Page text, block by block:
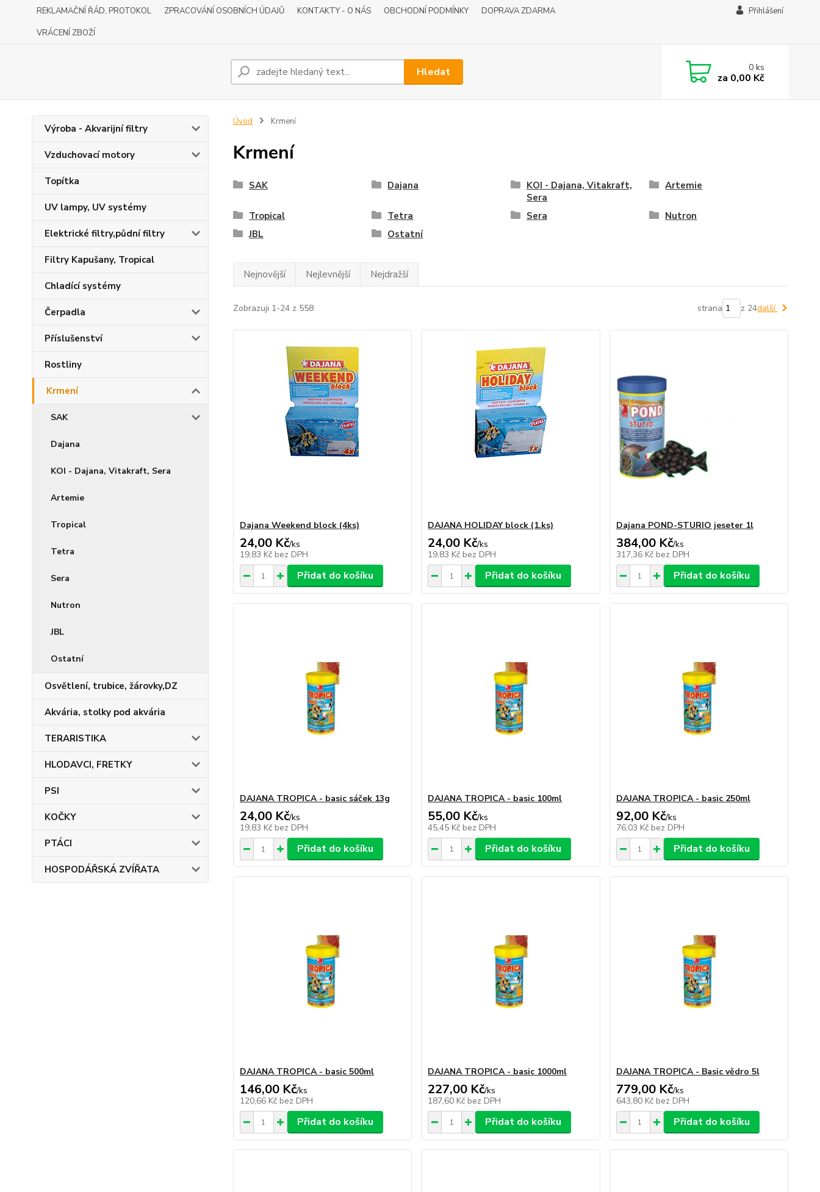
REKLAMAČNÍ ŘÁD, PROTOKOL ZPRACOVÁNÍ OSOBNÍCH ÚDAJŮ KONTAKTY - O NÁS OBCHODNÍ PODMÍNKY
DOPRAVA ZDARMA
VRÁCENÍ ZBOŽÍ
Přihlášení
Hledat 0ks
za 0,00 Kč
Výroba - Akvarijní filtry
Vzduchovací motory
Topítka
UV lampy, UV systémy
Elektrické filtry,půdní filtry
Filtry Kapušany, Tropical
Chladící systémy
Čerpadla
Příslušenství
Rostliny
Krmení
SAK
Dajana
KOI - Dajana, Vitakraft, Sera
Artemie
Tropical
Tetra
Sera
Nutron
JBL
Ostatní
Osvětlení, trubice, žárovky,DZ
Akvária, stolky pod akvária
TERARISTIKA
HLODAVCI, FRETKY
PSI
KOČKY
PTÁCI
HOSPODÁŘSKÁ ZVÍŘATA
Úvod Krmení
Krmení
SAK Dajana
KOI - Dajana, Vitakraft,
Sera
Artemie
Tropical Tetra Sera
Nutron
JBL
Ostatní
Nejnovější Nejlevnější Nejdražší
Zobrazuji 1-24 z 558 strana z 24další
Dajana Weekend block (4ks)
24,00 Kč/ks
19,83 Kč bez DPH
Přidat do košíku
DAJANA HOLIDAY block (1.ks)
24,00 Kč/ks
19,83 Kč bez DPH
Přidat do košíku
Dajana POND-STURIO jeseter 1l
384,00 Kč/ks
317,36 Kč bez DPH
Přidat do košíku
DAJANA TROPICA - basic sáček 13g
24,00 Kč/ks
19,83 Kč bez DPH
Přidat do košíku
DAJANA TROPICA - basic 100ml
55,00 Kč/ks
45,45 Kč bez DPH
Přidat do košíku
DAJANA TROPICA - basic 250ml
92,00 Kč/ks
76,03 Kč bez DPH
Přidat do košíku
DAJANA TROPICA - basic 500ml
146,00 Kč/ks
120,66 Kč bez DPH
Přidat do košíku
DAJANA TROPICA - basic 1000ml
227,00 Kč/ks
187,60 Kč bez DPH
Přidat do košíku
DAJANA TROPICA - Basic vědro 5l
779,00 Kč/ks
643,80 Kč bez DPH
Přidat do košíku